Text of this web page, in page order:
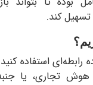
استفاده کنید و چه
یا جنبه‌های